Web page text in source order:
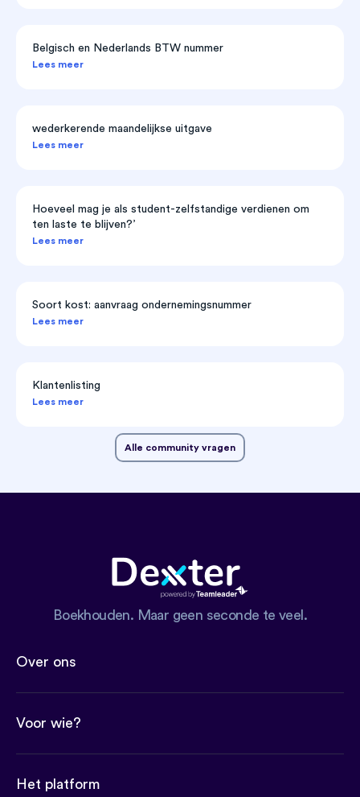
Belgisch en Nederlands BTW nummer
Lees meer
wederkerende maandelijkse uitgave
Lees meer
Hoeveel mag je als student-zelfstandige verdienen om
ten laste te blijven?’
Lees meer
Soort kost: aanvraag ondernemingsnummer
Lees meer
Klantenlisting
Lees meer
Alle community vragen
Boekhouden. Maar geen seconde te veel.
Over ons
Voor wie?
Het platform